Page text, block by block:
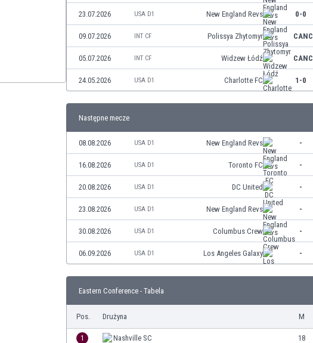
23.07.2026 USA D1 New England Revs 0-0
09.07.2026 INT CF Polissya Zhytomyr CANC
05.07.2026 INT CF Widzew Łódź CANC
24.05.2026 USA D1 Charlotte FC 1-0
Następne mecze
08.08.2026 USA D1 New England Revs -
16.08.2026 USA D1 Toronto FC -
20.08.2026 USA D1 DC United -
23.08.2026 USA D1 New England Revs -
30.08.2026 USA D1 Columbus Crew -
06.09.2026 USA D1 Los Angeles Galaxy -
Eastern Conference - Tabela
Pos. Drużyna M
1 Nashville SC 18